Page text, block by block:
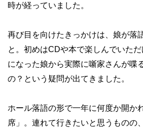
時が経っていました。
再び目を向けたきっかけは、娘が落
と。初めはCDや本で楽しんでいた
になった娘から実際に噺家さんが喋
の？という疑問が出てきました。
ホール落語の形で一年に何度か開か
席」。連れて行きたいと思うものの